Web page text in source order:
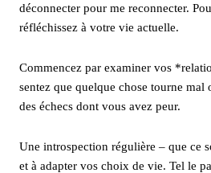
déconnecter pour me reconnecter.
réfléchissez à votre vie actuelle.
Commencez par examiner vos
sentez que quelque chose tourne
des échecs dont vous avez peur.
Une introspection régulière – que ce
et à adapter vos choix de vie. Tel le